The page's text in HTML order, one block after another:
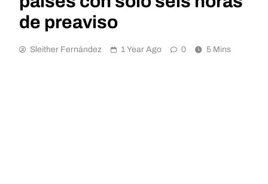
de preaviso
Sleither Fernández 1 Year Ago 0 5 Mins